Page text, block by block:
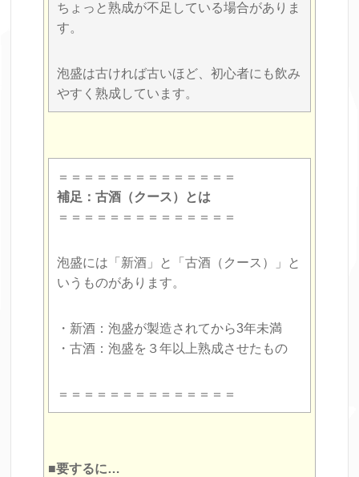
ちょっと熟成が不足している場合がありま
す。
泡盛は古ければ古いほど、初心者にも飲み
やすく熟成しています。
＝＝＝＝＝＝＝＝＝＝＝＝＝＝
補足：古酒（クース）とは
＝＝＝＝＝＝＝＝＝＝＝＝＝＝
泡盛には「新酒」と「古酒（クース）」と
いうものがあります。
・新酒：泡盛が製造されてから3年未満
・古酒：泡盛を３年以上熟成させたもの
＝＝＝＝＝＝＝＝＝＝＝＝＝＝
■要するに…